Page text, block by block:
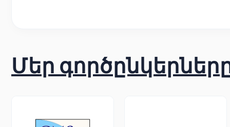
Մեր